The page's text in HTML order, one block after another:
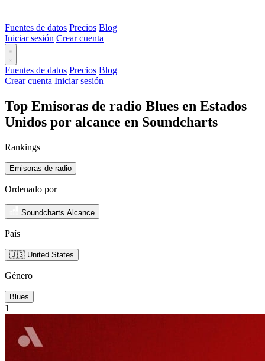
Fuentes de datos Precios Blog
Iniciar sesión Crear cuenta
Fuentes de datos Precios Blog
Crear cuenta Iniciar sesión
Top Emisoras de radio Blues en Estados
Unidos por alcance en Soundcharts
Rankings
Emisoras de radio
Ordenado por
Soundcharts Alcance
País
🇺🇸 United States
Género
Blues
1